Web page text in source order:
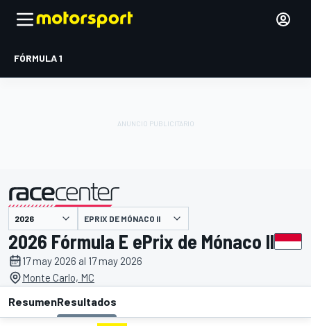
FÓRMULA 1
presentado por EPRIX DE MÓNACO II
2026 Fórmula E ePrix de Mónaco II
17 may 2026 al 17 may 2026
Monte Carlo, MC
ResumenResultados